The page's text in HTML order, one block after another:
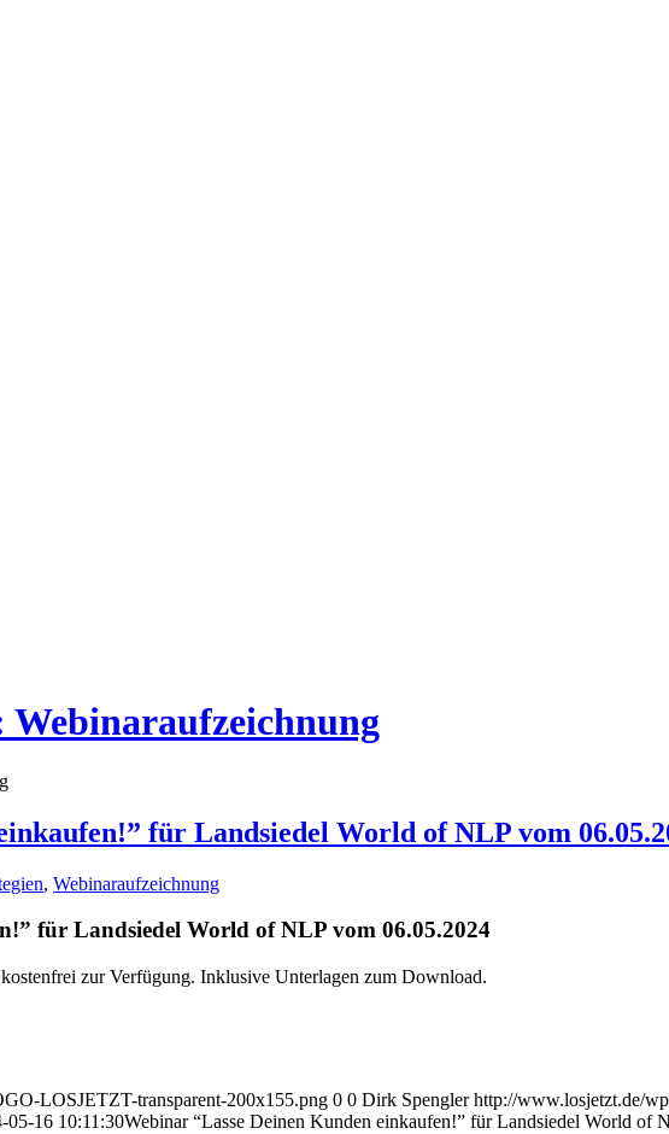
für Landsiedel World of NLP vom
, Webinaraufzeichnung
für Landsiedel World of NLP vom 06.05.2024
zur Verfügung. Inklusive Unterlagen zum Download.
LOSJETZT-transparent-200x155.png 0 0 Dirk Spengler http://www.losjetzt.de/
05-16 10:11:30Webinar “Lasse Deinen Kunden einkaufen!” für Landsiedel World of